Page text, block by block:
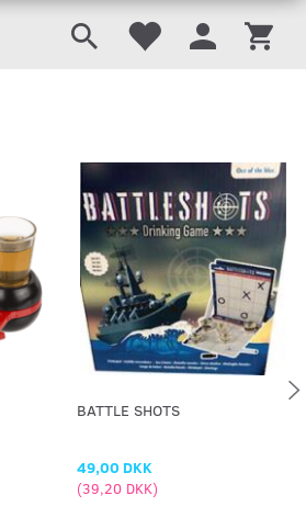
BATTLE SHOTS
49,00 DKK
(39,20 DKK)